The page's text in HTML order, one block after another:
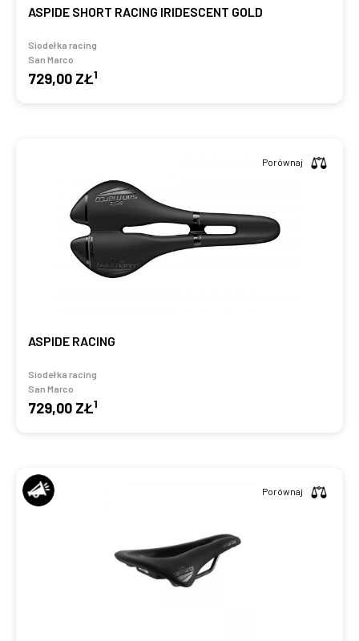
ASPIDE SHORT RACING IRIDESCENT GOLD
Siodełka racing
San Marco
729,00 ZŁ1
ASPIDE RACING
Siodełka racing
San Marco
729,00 ZŁ1
Porównaj
Porównaj